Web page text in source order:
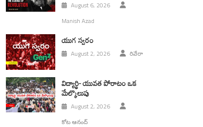
August 6, 2026
Manish Azad
యుగ స్వ‌రం
August 2, 2026 రివేరా
విద్యార్థి- యువత పోరాటం ఒక
మేల్కొలుపు
August 2, 2026
కోట ఆనంద్